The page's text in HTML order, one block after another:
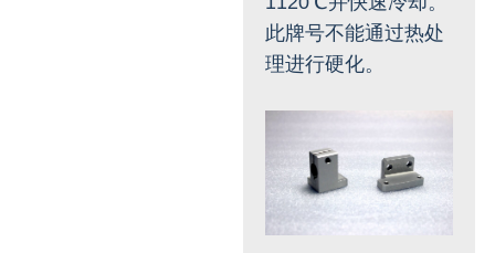
此牌号不能通过热处
理进行硬化。